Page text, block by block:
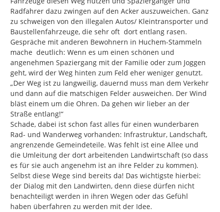
Radfahrer dazu zwingen auf den Acker auszuweichen. Ganz
zu schweigen von den illegalen Autos/ Kleintransporter und
Baustellenfahrzeuge, die sehr oft  dort entlang rasen.
Gespräche mit anderen Bewohnern in Huchem-Stammeln
mache  deutlich: Wenn es um einen schönen und
angenehmen Spaziergang mit der Familie oder zum Joggen
geht, wird der Weg hinten zum Feld eher weniger genutzt.
„Der Weg ist zu langweilig, dauernd muss man dem Verkehr
und dann auf die matschigen Felder ausweichen. Der Wind
bläst einem um die Ohren. Da gehen wir lieber an der
Straße entlang!“
Schade, dabei ist schon fast alles für einen wunderbaren
Rad- und Wanderweg vorhanden: Infrastruktur, Landschaft,
angrenzende Gemeindeteile. Was fehlt ist eine Allee und
die Umleitung der dort arbeitenden Landwirtschaft (so dass
es für sie auch angenehm ist an ihre Felder zu kommen).
Selbst diese Wege sind bereits da! Das wichtigste hierbei:
der Dialog mit den Landwirten, denn diese dürfen nicht
benachteiligt werden in ihren Wegen oder das Gefühl
haben überfahren zu werden mit der Idee.